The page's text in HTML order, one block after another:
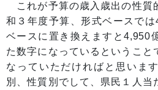
これが予算の歳入歳出の性質
和３年度予算、形式ベースで
ベースに置き換えますと4,950
た数字になっているということ
なっていただければと思いま
別、性質別でして、県民１人当